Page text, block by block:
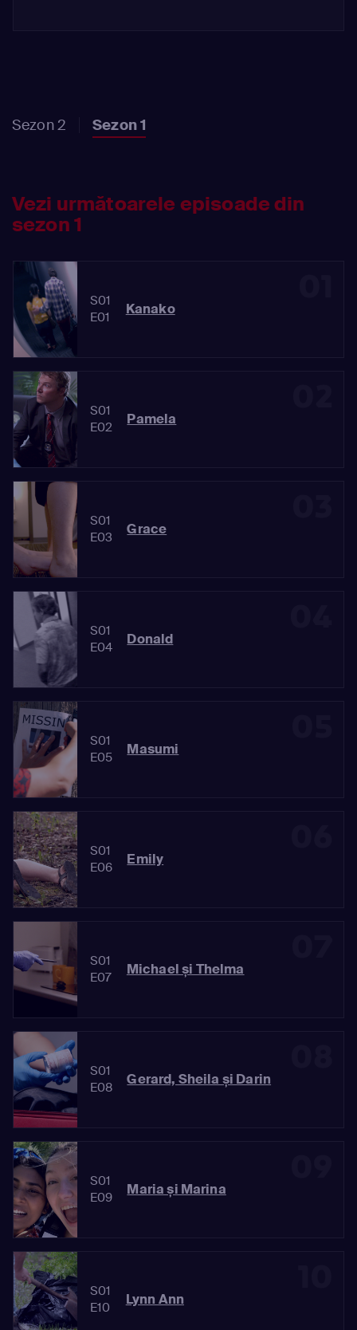
Sezon 2 Sezon 1
Vezi următoarele episoade din
sezon 1
S01
E01
Kanako
S01
E02
Pamela
S01
E03
Grace
S01
E04
Donald
S01
E05
Masumi
S01
E06
Emily
S01
E07
Michael și Thelma
S01
E08
Gerard, Sheila și Darin
S01
E09
Maria și Marina
S01
E10
Lynn Ann